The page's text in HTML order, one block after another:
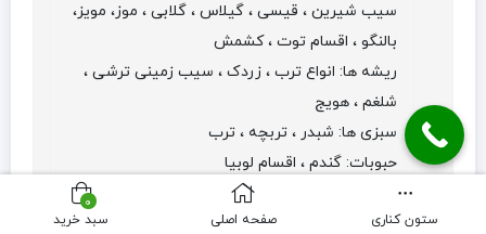
سیب شیرین ، قیسی ، گیلاس ، گلابی ، موز، مویز،
بالنگو ، اقسام توت ، کشمش
ریشه ها: انواع ترب ، زردک ، سیب زمینی ترشی ،
شلغم ، هویج
سبزی ها: شبدر ، تربچه ، ترب
حبوبات: گندم ، اقسام لوبیا
گوشتها: جگرسیاه و سفید ، پاچه ، گوشت
گوسفند(بره) ، بوقلمون ، مرغ محلی ، میگو ، زبان ،ستون کناری صفحه اصلی
0
سبد خرید